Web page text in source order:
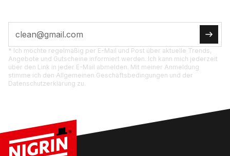
* Ich möchte regelmäßig per E-Mail und Post über aktuelle Trends,
Angebote und Gutscheine informiert werden. Ich kann mich jederzeit
über den Link in jeder E-Mail abmelden. Mit meiner Anmeldung
stimme ich den Allgemeinen Geschäftsbedingungen und der
Datenschutzerklärung zu.